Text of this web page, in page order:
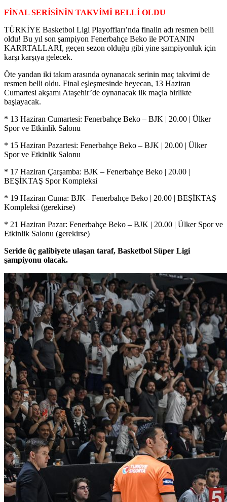
FİNAL SERİSİNİN TAKVİMİ BELLİ OLDU
TÜRKİYE Basketbol Ligi Playoffları’nda finalin adı resmen belli
oldu! Bu yıl son şampiyon Fenerbahçe Beko ile POTANIN
KARRTALLARI, geçen sezon olduğu gibi yine şampiyonluk için
karşı karşıya gelecek.
Öte yandan iki takım arasında oynanacak serinin maç takvimi de
resmen belli oldu. Final eşleşmesinde heyecan, 13 Haziran
Cumartesi akşamı Ataşehir’de oynanacak ilk maçla birlikte
başlayacak.
* 13 Haziran Cumartesi: Fenerbahçe Beko – BJK | 20.00 | Ülker
Spor ve Etkinlik Salonu
* 15 Haziran Pazartesi: Fenerbahçe Beko – BJK | 20.00 | Ülker
Spor ve Etkinlik Salonu
* 17 Haziran Çarşamba: BJK – Fenerbahçe Beko | 20.00 |
BEŞİKTAŞ Spor Kompleksi
* 19 Haziran Cuma: BJK– Fenerbahçe Beko | 20.00 | BEŞİKTAŞ
Kompleksi (gerekirse)
* 21 Haziran Pazar: Fenerbahçe Beko – BJK | 20.00 | Ülker Spor ve
Etkinlik Salonu (gerekirse)
Seride üç galibiyete ulaşan taraf, Basketbol Süper Ligi
şampiyonu olacak.